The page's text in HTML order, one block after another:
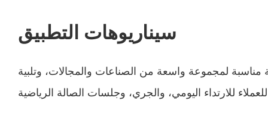
سيناريوهات التطبيق
مناسبة لمجموعة واسعة من الصناعات والمجالات، وتلبية